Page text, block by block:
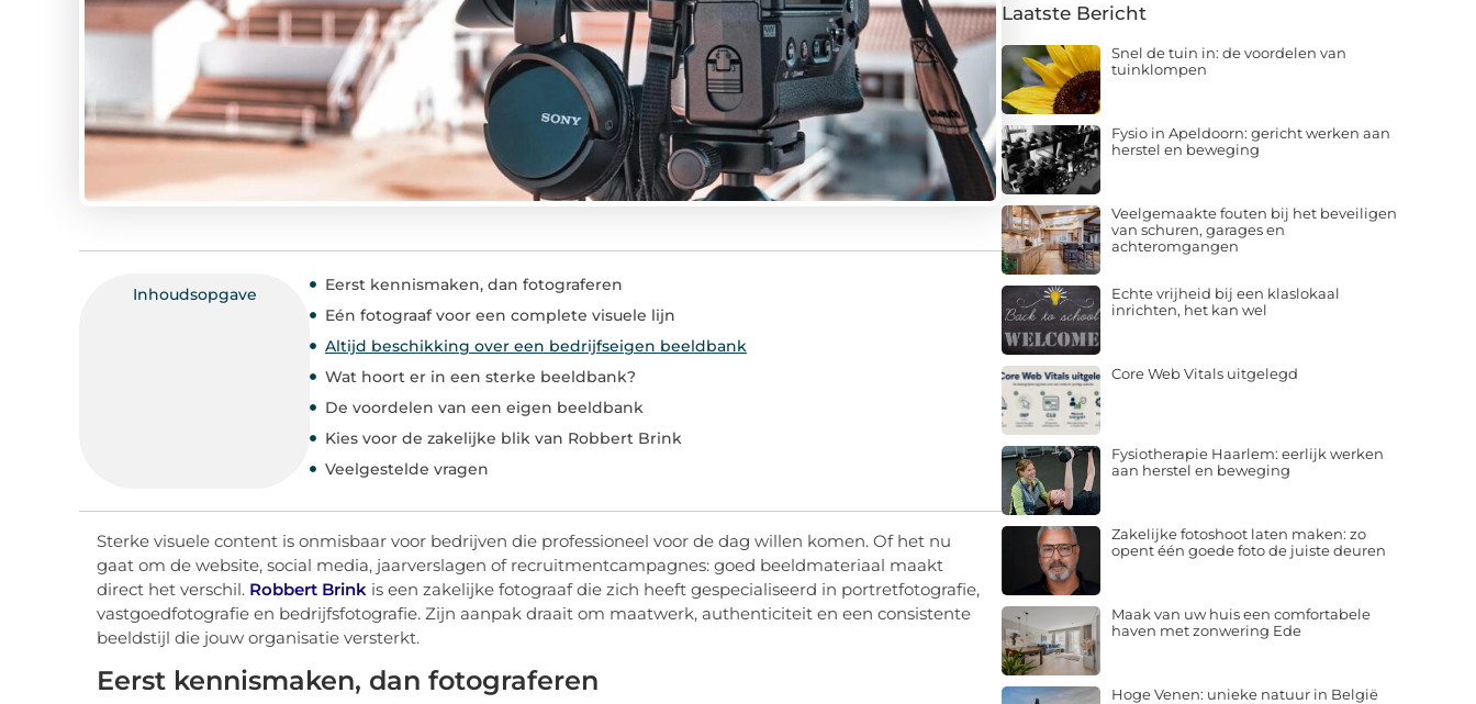
Inhoudsopgave
Eerst kennismaken, dan fotograferen
Eén fotograaf voor een complete visuele lijn
Altijd beschikking over een bedrijfseigen beeldbank
Wat hoort er in een sterke beeldbank?
De voordelen van een eigen beeldbank
Kies voor de zakelijke blik van Robbert Brink
Veelgestelde vragen
Sterke visuele content is onmisbaar voor bedrijven die professioneel voor de dag willen komen. Of het nu
gaat om de website, social media, jaarverslagen of recruitmentcampagnes: goed beeldmateriaal maakt
direct het verschil. Robbert Brink is een zakelijke fotograaf die zich heeft gespecialiseerd in portretfotografie,
vastgoedfotografie en bedrijfsfotografie. Zijn aanpak draait om maatwerk, authenticiteit en een consistente
beeldstijl die jouw organisatie versterkt.
Eerst kennismaken, dan fotograferen
Laatste Bericht
Snel de tuin in: de voordelen van
tuinklompen
Fysio in Apeldoorn: gericht werken aan
herstel en beweging
Veelgemaakte fouten bij het beveiligen
van schuren, garages en
achteromgangen
Echte vrijheid bij een klaslokaal
inrichten, het kan wel
Core Web Vitals uitgelegd
Fysiotherapie Haarlem: eerlijk werken
aan herstel en beweging
Zakelijke fotoshoot laten maken: zo
opent één goede foto de juiste deuren
Maak van uw huis een comfortabele
haven met zonwering Ede
Hoge Venen: unieke natuur in België